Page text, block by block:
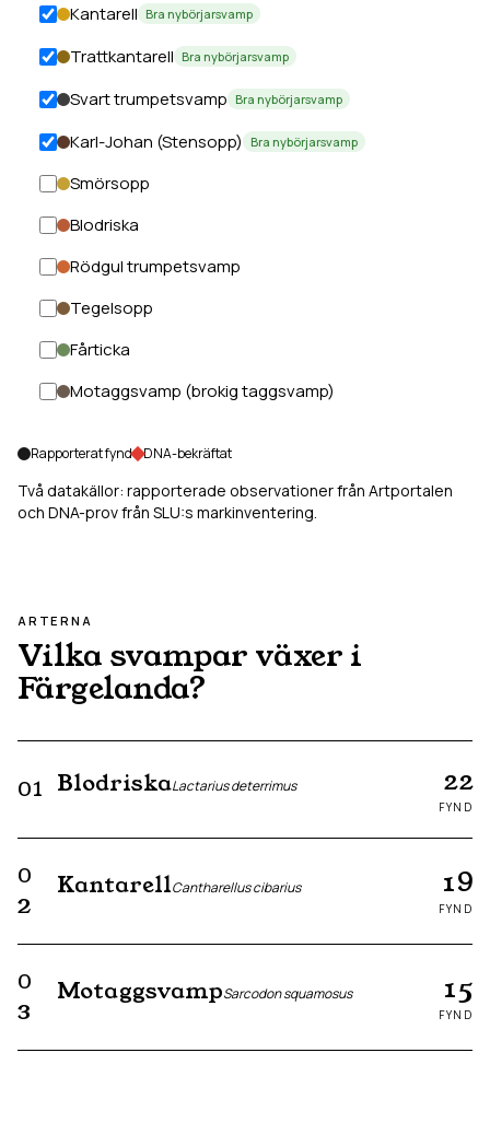
Kantarell Bra nybörjarsvamp
Trattkantarell Bra nybörjarsvamp
Svart trumpetsvamp Bra nybörjarsvamp
Karl-Johan (Stensopp) Bra nybörjarsvamp
Smörsopp
Blodriska
Rödgul trumpetsvamp
Tegelsopp
Fårticka
Motaggsvamp (brokig taggsvamp)
Rapporterat fynd DNA-bekräftat
Två datakällor: rapporterade observationer från Artportalen
och DNA-prov från SLU:s markinventering.
ARTERNA
Vilka svampar växer i
Färgelanda?
01 BlodriskaLactarius deterrimus 22
FYND
0
2
KantarellCantharellus cibarius 19
FYND
0
3
MotaggsvampSarcodon squamosus 15
FYND